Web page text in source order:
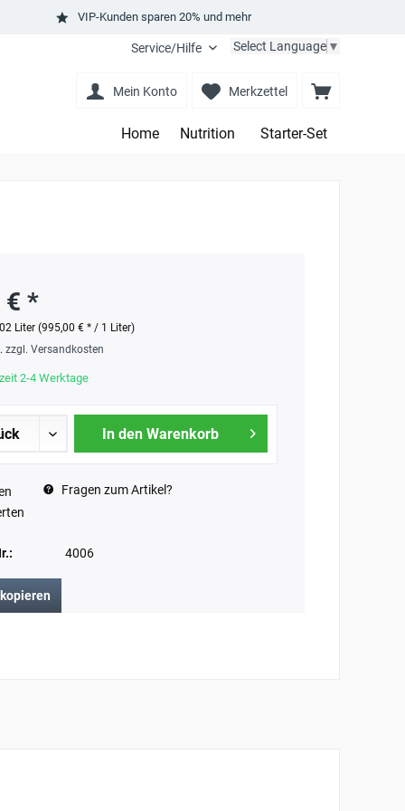
VIP-Kunden sparen 20% und mehr
Service/Hilfe Select Language ▼
Merkzettel
Mein Konto
Home Nutrition Starter-Set
€ *
Liter (995,00 € * / 1 Liter)
zzgl. Versandkosten
2-4 Werktage
In den Warenkorb
Fragen zum Artikel?
4006